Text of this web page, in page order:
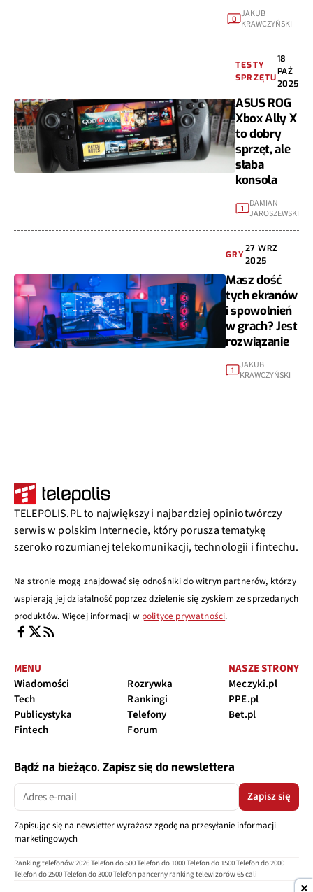
0 JAKUB
KRAWCZYŃSKI
TESTY
SPRZĘTU
18
PAŹ
2025
ASUS ROG
Xbox Ally X
to dobry
sprzęt, ale
słaba
konsola
1
DAMIAN
JAROSZEWSKI
GRY
27 WRZ
2025
Masz dość
tych ekranów
i spowolnień
w grach? Jest
rozwiązanie
1
JAKUB
KRAWCZYŃSKI
TELEPOLIS.PL to największy i najbardziej opiniotwórczy
serwis w polskim Internecie, który porusza tematykę
szeroko rozumianej telekomunikacji, technologii i fintechu.
Na stronie mogą znajdować się odnośniki do witryn partnerów, którzy
wspierają jej działalność poprzez dzielenie się zyskiem ze sprzedanych
produktów. Więcej informacji w polityce prywatności.
MENU
Wiadomości
Tech
Publicystyka
Fintech
Rozrywka
Rankingi
Telefony
Forum
NASZE STRONY
Meczyki.pl
PPE.pl
Bet.pl
Bądź na bieżąco. Zapisz się do newslettera
Zapisz się
Zapisując się na newsletter wyrażasz zgodę na przesyłanie informacji
marketingowych
Ranking telefonów 2026Telefon do 500Telefon do 1000Telefon do 1500Telefon do 2000
Telefon do 2500Telefon do 3000Telefon pancerny ranking telewizorów 65 cali